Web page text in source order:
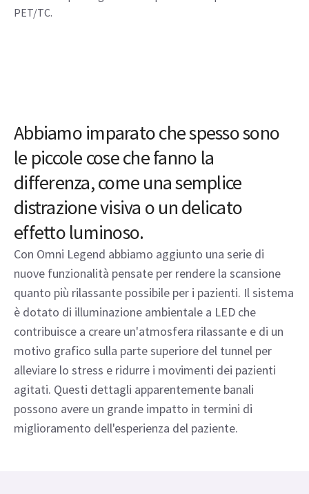
PET/TC.
Abbiamo imparato che spesso sono
le piccole cose che fanno la
differenza, come una semplice
distrazione visiva o un delicato
effetto luminoso.
Con Omni Legend abbiamo aggiunto una serie di
nuove funzionalità pensate per rendere la scansione
quanto più rilassante possibile per i pazienti. Il sistema
è dotato di illuminazione ambientale a LED che
contribuisce a creare un'atmosfera rilassante e di un
motivo grafico sulla parte superiore del tunnel per
alleviare lo stress e ridurre i movimenti dei pazienti
agitati. Questi dettagli apparentemente banali
possono avere un grande impatto in termini di
miglioramento dell'esperienza del paziente.